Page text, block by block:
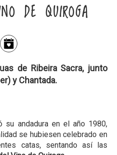
DE QUIROGA
de Ribeira Sacra, junto
y Chantada.
su andadura en el año 1980,
se hubiesen celebrado en
catas, sentando así las